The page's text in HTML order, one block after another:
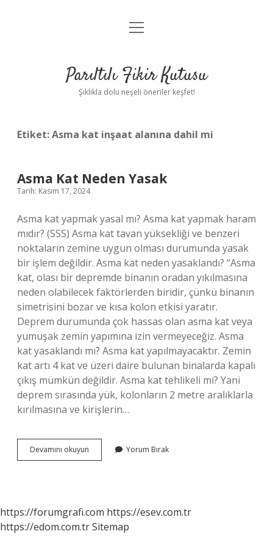
Anasayfa
Yasal Uyarı
menüyü
Parıltılı Fikir Kutusu
Şıklıkla dolu neşeli öneriler keşfet!
Etiket:Asma kat inşaat alanına dahil mi
Asma Kat Neden Yasak
Tarih: Kasım 17, 2024
Asma kat yapmak yasal mı? Asma kat yapmak haram
mıdır? (SSS) Asma kat tavan yüksekliği ve benzeri
noktaların zemine uygun olması durumunda yasak
bir işlem değildir. Asma kat neden yasaklandı? “Asma
kat, olası bir depremde binanın oradan yıkılmasına
neden olabilecek faktörlerden biridir, çünkü binanın
simetrisini bozar ve kısa kolon etkisi yaratır.
Deprem durumunda çok hassas olan asma kat veya
yumuşak zemin yapımına izin vermeyeceğiz. Asma
kat yasaklandı mı? Asma kat yapılmayacaktır. Zemin
kat artı 4 kat ve üzeri daire bulunan binalarda kapalı
çıkış mümkün değildir. Asma kat tehlikeli mi? Yani
deprem sırasında yük, kolonların 2 metre aralıklarla
kırılmasına ve kirişlerin…
Devamını okuyun
Kat
Yorum Bırak
https://forumgrafi.com https://esev.com.tr
https://edom.com.trSitemap